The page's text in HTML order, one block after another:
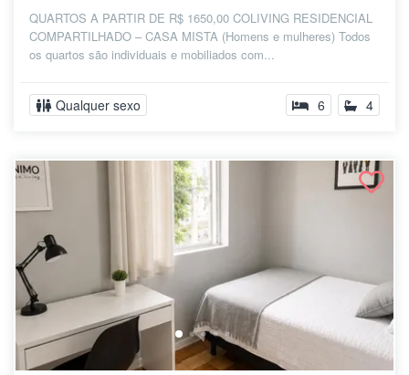
QUARTOS A PARTIR DE R$ 1650,00 COLIVING RESIDENCIAL
COMPARTILHADO – CASA MISTA (Homens e mulheres) Todos
os quartos são individuais e mobiliados com...
Qualquer sexo 6 4